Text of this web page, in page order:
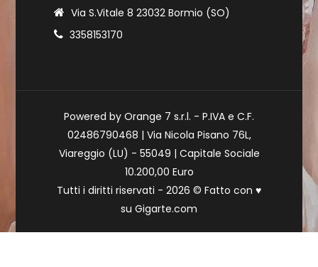
Via S.Vitale 8 23032 Bormio (SO)
3358153170
Powered by Orange 7 s.r.l. - P.IVA e C.F.
02486790468 | Via Nicola Pisano 76L,
Viareggio (LU) - 55049 | Capitale Sociale
10.200,00 Euro
Tutti i diritti riservati - 2026 © Fatto con ♥
su Gigarte.com